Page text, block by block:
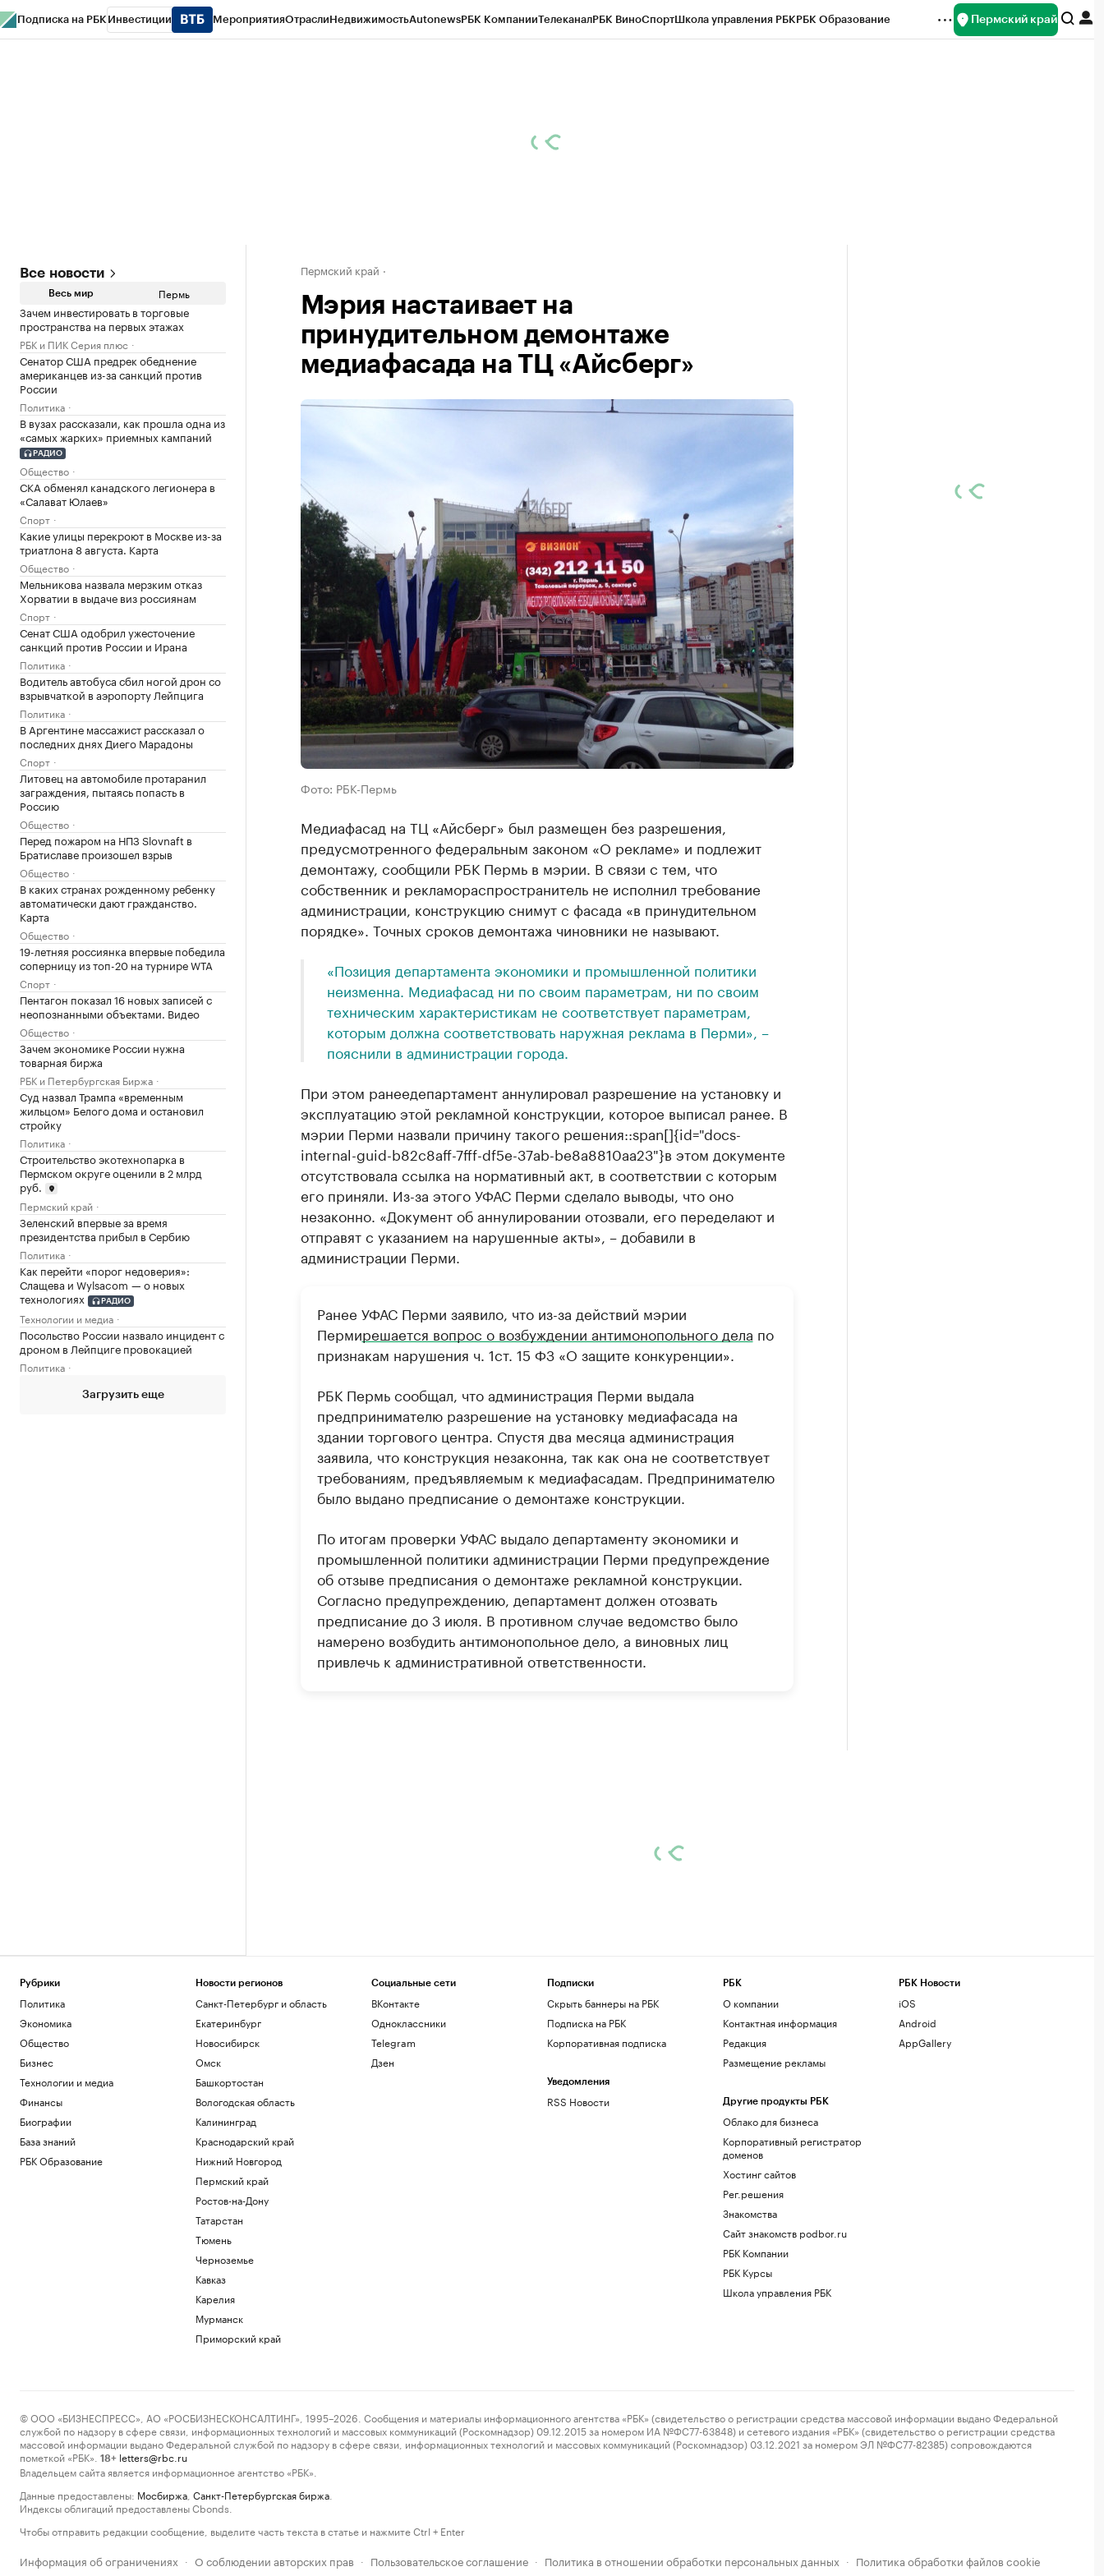
Подписка на РБК Инвестиции МероприятияОтраслиНедвижимостьAutonewsРБК КомпанииТелеканалРБК ВиноСпортШкола управления РБКРБК Образование Пермский край
Все новости
Весь мир Пермь
Зачем инвестировать в торговые
пространства на первых этажах
РБК и ПИК Серия плюс
Сенатор США предрек обеднение
американцев из-за санкций против
России
Политика
В вузах рассказали, как прошла одна из
«самых жарких» приемных кампаний
РАДИО
Общество
СКА обменял канадского легионера в
«Салават Юлаев»
Спорт
Какие улицы перекроют в Москве из-за
триатлона 8 августа. Карта
Общество
Мельникова назвала мерзким отказ
Хорватии в выдаче виз россиянам
Спорт
Сенат США одобрил ужесточение
санкций против России и Ирана
Политика
Водитель автобуса сбил ногой дрон со
взрывчаткой в аэропорту Лейпцига
Политика
В Аргентине массажист рассказал о
последних днях Диего Марадоны
Спорт
Литовец на автомобиле протаранил
заграждения, пытаясь попасть в
Россию
Общество
Перед пожаром на НПЗ Slovnaft в
Братиславе произошел взрыв
Общество
В каких странах рожденному ребенку
автоматически дают гражданство.
Карта
Общество
19-летняя россиянка впервые победила
соперницу из топ-20 на турнире WTA
Спорт
Пентагон показал 16 новых записей с
неопознанными объектами. Видео
Общество
Зачем экономике России нужна
товарная биржа
РБК и Петербургская Биржа
Суд назвал Трампа «временным
жильцом» Белого дома и остановил
стройку
Политика
Строительство экотехнопарка в
Пермском округе оценили в 2 млрд
руб.
Пермский край
Зеленский впервые за время
президентства прибыл в Сербию
Политика
Как перейти «порог недоверия»:
Слащева и Wylsacom — о новых
технологиях
РАДИО
Технологии и медиа
Посольство России назвало инцидент с
дроном в Лейпциге провокацией
Политика
Загрузить еще
Пермский край
Мэрия настаивает на
принудительном демонтаже
медиафасада на ТЦ «Айсберг»
Фото: РБК-Пермь
Медиафасад на ТЦ «Айсберг» был размещен без разрешения,
предусмотренного федеральным законом «О рекламе» и подлежит
демонтажу, сообщили РБК Пермь в мэрии. В связи с тем, что
собственник и рекламораспространитель не исполнил требование
администрации, конструкцию снимут с фасада «в принудительном
порядке». Точных сроков демонтажа чиновники не называют.
«Позиция департамента экономики и промышленной политики
неизменна. Медиафасад ни по своим параметрам, ни по своим
техническим характеристикам не соответствует параметрам,
которым должна соответствовать наружная реклама в Перми», –
пояснили в администрации города.
При этом ранеедепартамент аннулировал разрешение на установку и
эксплуатацию этой рекламной конструкции, которое выписал ранее. В
мэрии Перми назвали причину такого решения::span[]{id="docs-
internal-guid-b82c8aff-7fff-df5e-37ab-be8a8810aa23"}в этом документе
отсутствовала ссылка на нормативный акт, в соответствии с которым
его приняли. Из-за этого УФАС Перми сделало выводы, что оно
незаконно. «Документ об аннулировании отозвали, его переделают и
отправят с указанием на нарушенные акты», – добавили в
администрации Перми.
Ранее УФАС Перми заявило, что из-за действий мэрии
Пермирешается вопрос о возбуждении антимонопольного дела по
признакам нарушения ч. 1ст. 15 ФЗ «О защите конкуренции».
РБК Пермь сообщал, что администрация Перми выдала
предпринимателю разрешение на установку медиафасада на
здании торгового центра. Спустя два месяца администрация
заявила, что конструкция незаконна, так как она не соответствует
требованиям, предъявляемым к медиафасадам. Предпринимателю
было выдано предписание о демонтаже конструкции.
По итогам проверки УФАС выдало департаменту экономики и
промышленной политики администрации Перми предупреждение
об отзыве предписания о демонтаже рекламной конструкции.
Согласно предупреждению, департамент должен отозвать
предписание до 3 июля. В противном случае ведомство было
намерено возбудить антимонопольное дело, а виновных лиц
привлечь к административной ответственности.
Рубрики
Политика
Экономика
Общество
Бизнес
Технологии и медиа
Финансы
Биографии
База знаний
РБК Образование
Новости регионов
Санкт-Петербург и область
Екатеринбург
Новосибирск
Омск
Башкортостан
Вологодская область
Калининград
Краснодарский край
Нижний Новгород
Пермский край
Ростов-на-Дону
Татарстан
Тюмень
Черноземье
Кавказ
Карелия
Мурманск
Приморский край
Социальные сети
ВКонтакте
Одноклассники
Telegram
Дзен
Подписки
Скрыть баннеры на РБК
Подписка на РБК
Корпоративная подписка
Уведомления
RSS Новости
РБК
О компании
Контактная информация
Редакция
Размещение рекламы
Другие продукты РБК
Облако для бизнеса
Корпоративный регистратор
доменов
Хостинг сайтов
Рег.решения
Знакомства
Сайт знакомств podbor.ru
РБК Компании
РБК Курсы
Школа управления РБК
РБК Новости
iOS
Android
AppGallery
© ООО «БИЗНЕСПРЕСС», АО «РОСБИЗНЕСКОНСАЛТИНГ», 1995–2026. Сообщения и материалы информационного агентства «РБК» (свидетельство о регистрации средства массовой информации выдано Федеральной
службой по надзору в сфере связи, информационных технологий и массовых коммуникаций (Роскомнадзор) 09.12.2015 за номером ИА №ФС77-63848) и сетевого издания «РБК» (свидетельство о регистрации средства
массовой информации выдано Федеральной службой по надзору в сфере связи, информационных технологий и массовых коммуникаций (Роскомнадзор) 03.12.2021 за номером ЭЛ №ФС77-82385) сопровождаются
пометкой «РБК».
18+ letters@rbc.ru
Владельцем сайта является информационное агентство «РБК».
Данные предоставлены: Мосбиржа Санкт-Петербургская биржа
Индексы облигаций предоставлены Cbonds.
Чтобы отправить редакции сообщение, выделите часть текста в статье и нажмите Ctrl + Enter
Информация об ограничениях · О соблюдении авторских прав · Пользовательское соглашение · Политика в отношении обработки персональных данных · Политика обработки файлов cookie